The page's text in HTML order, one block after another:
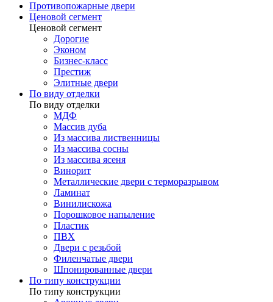
Противопожарные двери
Ценовой сегмент
Ценовой сегмент
Дорогие
Эконом
Бизнес-класс
Престиж
Элитные двери
По виду отделки
По виду отделки
МДФ
Массив дуба
Из массива лиственницы
Из массива сосны
Из массива ясеня
Винорит
Металлические двери с терморазрывом
Ламинат
Винилискожа
Порошковое напыление
Пластик
ПВХ
Двери с резьбой
Филенчатые двери
Шпонированные двери
По типу конструкции
По типу конструкции